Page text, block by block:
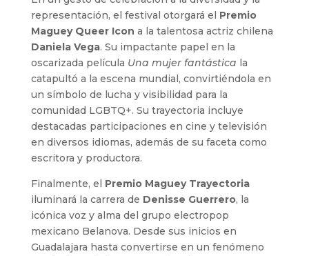
representación, el festival otorgará el Premio
Maguey Queer Icon a la talentosa actriz chilena
Daniela Vega. Su impactante papel en la
oscarizada película Una mujer fantástica la
catapultó a la escena mundial, convirtiéndola en
un símbolo de lucha y visibilidad para la
comunidad LGBTQ+. Su trayectoria incluye
destacadas participaciones en cine y televisión
en diversos idiomas, además de su faceta como
escritora y productora.
Finalmente, el Premio Maguey Trayectoria
iluminará la carrera de Denisse Guerrero, la
icónica voz y alma del grupo electropop
mexicano Belanova. Desde sus inicios en
Guadalajara hasta convertirse en un fenómeno